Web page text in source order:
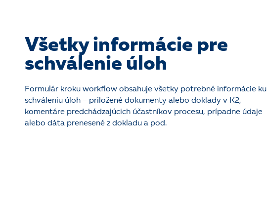
Všetky informácie pre
schválenie úloh
Formulár kroku workflow obsahuje všetky potrebné informácie ku
schváleniu úloh – priložené dokumenty alebo doklady v K2,
komentáre predchádzajúcich účastníkov procesu, prípadne údaje
alebo dáta prenesené z dokladu a pod.